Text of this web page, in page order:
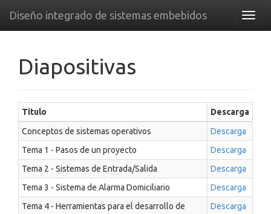
Diseño integrado de sistemas embebidos
Diapositivas
Titulo
Descarga
Conceptos de sistemas operativos
Descarga
Tema 1 - Pasos de un proyecto
Descarga
Tema 2 - Sistemas de Entrada/Salida
Descarga
Tema 3 - Sistema de Alarma Domiciliario
Descarga
Tema 4 - Herramientas para el desarrollo de
Descarga